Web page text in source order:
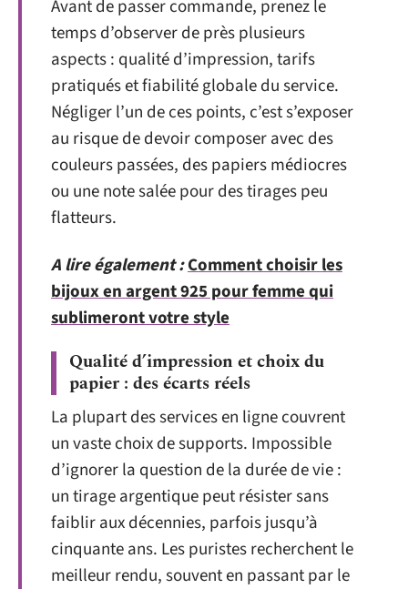
Avant de passer commande, prenez le
temps d’observer de près plusieurs
aspects : qualité d’impression, tarifs
pratiqués et fiabilité globale du service.
Négliger l’un de ces points, c’est s’exposer
au risque de devoir composer avec des
couleurs passées, des papiers médiocres
ou une note salée pour des tirages peu
flatteurs.
A lire également :Comment choisir les
bijoux en argent 925 pour femme qui
sublimeront votre style
Qualité d’impression et choix du
papier : des écarts réels
La plupart des services en ligne couvrent
un vaste choix de supports. Impossible
d’ignorer la question de la durée de vie :
un tirage argentique peut résister sans
faiblir aux décennies, parfois jusqu’à
cinquante ans. Les puristes recherchent le
meilleur rendu, souvent en passant par le